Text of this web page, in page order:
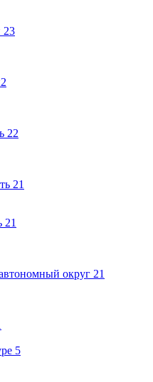
23
22
21
21
округ 21
5